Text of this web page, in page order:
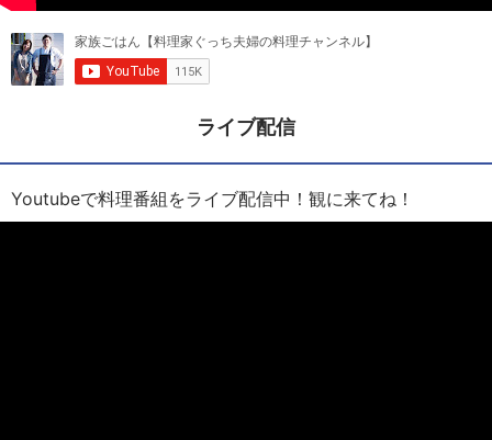
ライブ配信
Youtubeで料理番組をライブ配信中！観に来てね！